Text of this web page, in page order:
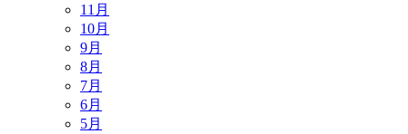
11月
10月
9月
8月
7月
6月
5月